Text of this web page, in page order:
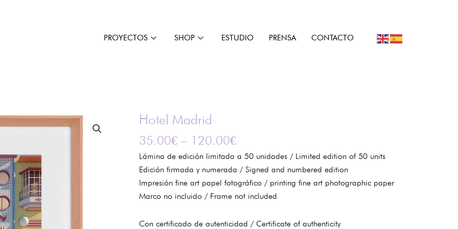
PROYECTOS SHOP ESTUDIO PRENSA CONTACTO
Hotel Madrid
35.00€ – 120.00€
Lámina de edición limitada a 50 unidades / Limited edition of 50 units
Edición firmada y numerada / Signed and numbered edition
Impresión fine art papel fotográfico / printing fine art photographic paper
Marco no incluido / Frame not included
Con certificado de autenticidad / Certificate of authenticity
Hotel
cantidad